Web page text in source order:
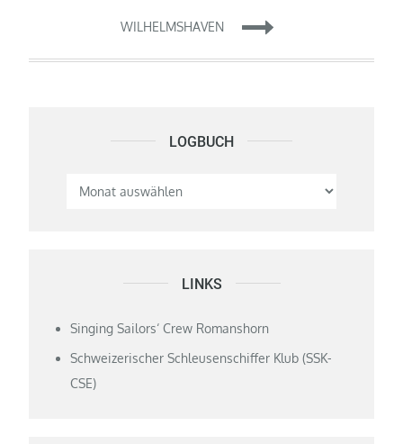
WILHELMSHAVEN
LOGBUCH Logbuch
LINKS
Singing Sailors‘ Crew Romanshorn
Schweizerischer Schleusenschiffer Klub (SSK-
CSE)